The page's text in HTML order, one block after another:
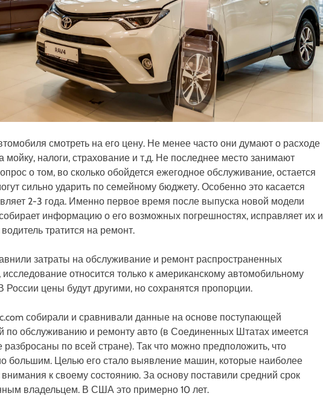
смотреть на его цену. Не менее часто они думают о расходе
мойку, налоги, страхование и т.д. Не последнее место занимают
о том, во сколько обойдется ежегодное обслуживание, остается
сильно ударить по семейному бюджету. Особенно это касается
2-3 года. Именно первое время после выпуска новой модели
информацию о его возможных погрешностях, исправляет их и
тратится на ремонт.
затраты на обслуживание и ремонт распространенных
относится только к американскому автомобильному
цены будут другими, но сохранятся пропорции.
собирали и сравнивали данные на основе поступающей
по обслуживанию и ремонту авто (в Соединенных Штатах имеется
разбросаны по всей стране). Так что можно предположить, что
большим. Целью его стало выявление машин, которые наиболее
к своему состоянию. За основу поставили средний срок
владельцем. В США это примерно 10 лет.